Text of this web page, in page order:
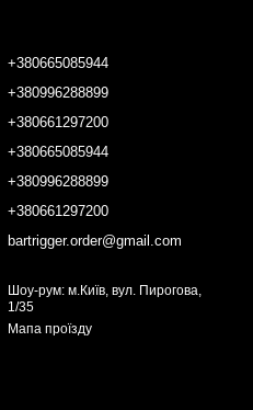
+380665085944
+380996288899
+380661297200
+380665085944
+380996288899
+380661297200
bartrigger.order@gmail.com
Шоу-рум: м.Київ, вул. Пирогова,
1/35
Мапа проїзду